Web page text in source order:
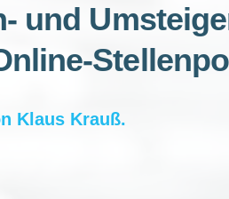
und
Klaus Krauß.